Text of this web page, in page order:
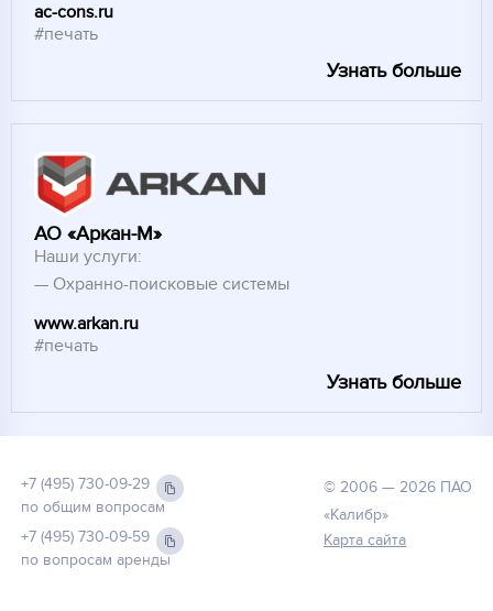
ac-cons.ru
Узнать больше
#печать
АО «Аркан-М»
Наши услуги:
Охранно-поисковые системы
www.arkan.ru
Узнать больше
#печать
+7 (495) 730-09-29
по общим вопросам
+7 (495) 730-09-59
по вопросам аренды
© 2006 — 2026 ПАО
«Калибр»
Карта сайта